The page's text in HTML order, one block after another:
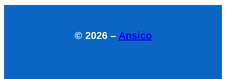
© 2026 – Ansico